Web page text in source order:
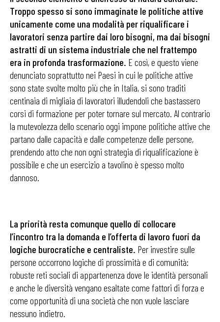
Troppo spesso si sono immaginate le politiche attive
unicamente come una modalità per riqualificare i
lavoratori senza partire dai loro bisogni, ma dai bisogni
astratti di un sistema industriale che nel frattempo
era in profonda trasformazione. E così, e questo viene
denunciato soprattutto nei Paesi in cui le politiche attive
sono state svolte molto più che in Italia, si sono traditi
centinaia di migliaia di lavoratori illudendoli che bastassero
corsi di formazione per poter tornare sul mercato. Al contrario
la mutevolezza dello scenario oggi impone politiche attive che
partano dalle capacità e dalle competenze delle persone,
prendendo atto che non ogni strategia di riqualificazione è
possibile e che un esercizio a tavolino è spesso molto
dannoso.
La priorità resta comunque quello di collocare
l’incontro tra la domanda e l’offerta di lavoro fuori da
logiche burocratiche e centraliste. Per investire sulle
persone occorrono logiche di prossimità e di comunità:
robuste reti sociali di appartenenza dove le identità personali
e anche le diversità vengano esaltate come fattori di forza e
come opportunità di una società che non vuole lasciare
nessuno indietro.